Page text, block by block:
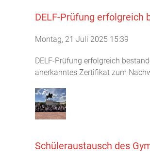
DELF-Prüfung erfolgreich
Montag, 21 Juli 2025 15:39
DELF-Prüfung erfolgreich
anerkanntes Zertifikat zum
Schüleraustausch des